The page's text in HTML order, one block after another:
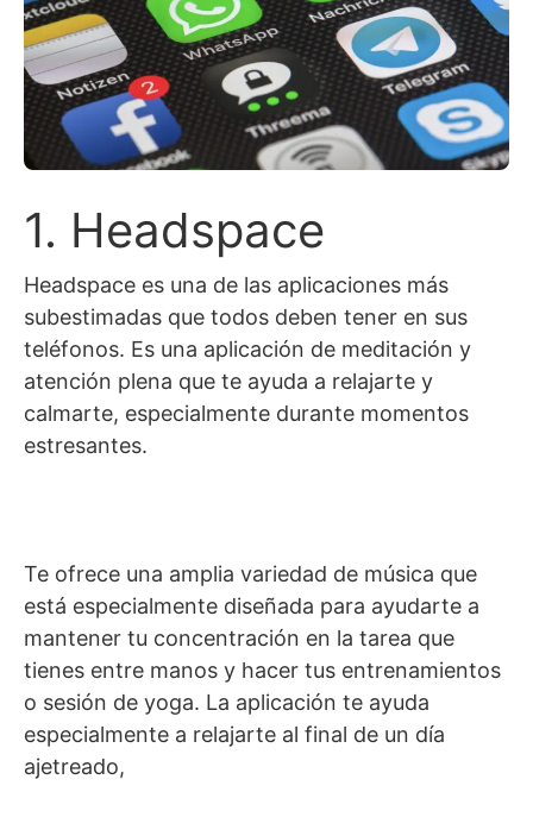
1. Headspace
Headspace es una de las aplicaciones más
subestimadas que todos deben tener en sus
teléfonos. Es una aplicación de meditación y
atención plena que te ayuda a relajarte y
calmarte, especialmente durante momentos
estresantes.
Te ofrece una amplia variedad de música que
está especialmente diseñada para ayudarte a
mantener tu concentración en la tarea que
tienes entre manos y hacer tus entrenamientos
o sesión de yoga. La aplicación te ayuda
especialmente a relajarte al final de un día
ajetreado,